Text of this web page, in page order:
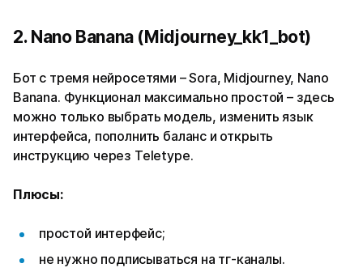
2. Nano Banana (Midjourney_kk1_bot)
Бот с тремя нейросетями – Sora, Midjourney, Nano
Banana. Функционал максимально простой – здесь
можно только выбрать модель, изменить язык
интерфейса, пополнить баланс и открыть
инструкцию через Teletype.
Плюсы:
простой интерфейс;
не нужно подписываться на тг-каналы.